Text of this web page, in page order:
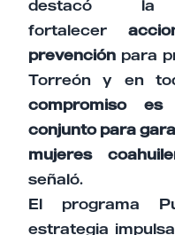
destacó la
fortalecer
prevención para
Torreón y en
compromiso
conjunto para
mujeres
señaló.
El programa
estrategia